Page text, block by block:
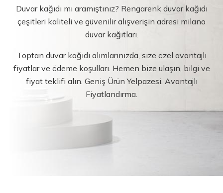
Duvar kağıdı mı aramıştınız? Rengarenk duvar kağıdı
çeşitleri kaliteli ve güvenilir alışverişin adresi milano
duvar kağıtları.
Toptan duvar kağıdı alımlarınızda, size özel avantajlı
fiyatlar ve ödeme koşulları. Hemen bize ulaşın, bilgi ve
fiyat teklifi alın. Geniş Ürün Yelpazesi. Avantajlı
Fiyatlandırma.